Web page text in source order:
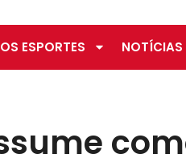
ESPORTES NOTÍCIAS